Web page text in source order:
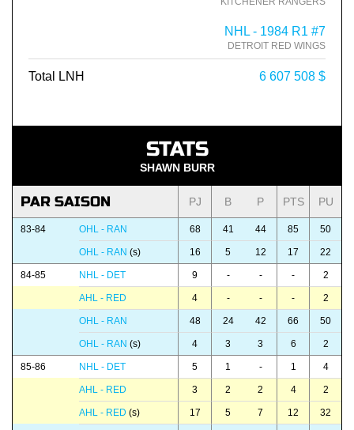
NHL - 1984 R1 #7
DETROIT RED WINGS
Total LNH 6 607 508 $
STATS
SHAWN BURR
PAR SAISON PJ B P PTS PU
83-84 OHL - RAN 68 41 44 85 50
OHL - RAN (s) 16 5 12 17 22
84-85 NHL - DET 9 - - - 2
AHL - RED 4 - - - 2
OHL - RAN 48 24 42 66 50
OHL - RAN (s) 4 3 3 6 2
85-86 NHL - DET 5 1 - 1 4
AHL - RED 3 2 2 4 2
AHL - RED (s) 17 5 7 12 32